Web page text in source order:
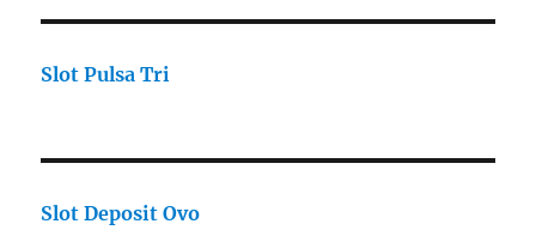
Slot Pulsa Tri
Slot Deposit Ovo